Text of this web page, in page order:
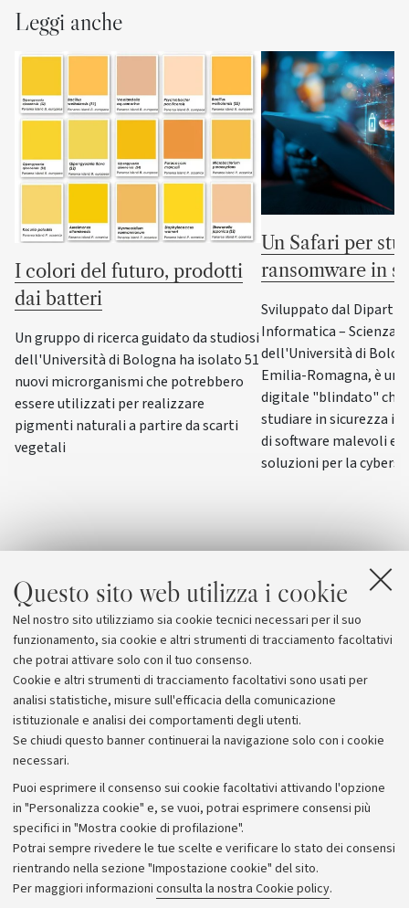
Questo sito web utilizza i cookie
Nel nostro sito utilizziamo sia cookie tecnici necessari per il suo
funzionamento, sia cookie e altri strumenti di tracciamento facoltativi
che potrai attivare solo con il tuo consenso.
Cookie e altri strumenti di tracciamento facoltativi sono usati per
analisi statistiche, misure sull'efficacia della comunicazione
istituzionale e analisi dei comportamenti degli utenti.
Se chiudi questo banner continuerai la navigazione solo con i cookie
necessari.
Puoi esprimere il consenso sui cookie facoltativi attivando l'opzione
in "Personalizza cookie" e, se vuoi, potrai esprimere consensi più
specifici in "Mostra cookie di profilazione".
Potrai sempre rivedere le tue scelte e verificare lo stato dei consensi
rientrando nella sezione "Impostazione cookie" del sito.
Per maggiori informazioni consulta la nostra Cookie policy.
Leggi anche
I colori del futuro, prodotti
dai batteri
Un gruppo di ricerca guidato da studiosi
dell'Università di Bologna ha isolato 51
nuovi microrganismi che potrebbero
essere utilizzati per realizzare
pigmenti naturali a partire da scarti
vegetali
Un Safari per
ransomware in
Sviluppato dal
Informatica – Scienza
dell'Università di
Emilia-Romagna, è un
digitale "blindato" che
studiare in sicurezza il
di software malevoli e
soluzioni per la
Archivio
Comunicati stampa
Redazione
Rassegna stampa